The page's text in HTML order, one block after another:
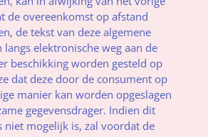
de overeenkomst op afstand
de tekst van deze algemene
elektronische weg aan de
beschikking worden gesteld op
dat deze door de consument op
manier kan worden opgeslagen
gegevensdrager. Indien dit
niet mogelijk is, zal voordat de